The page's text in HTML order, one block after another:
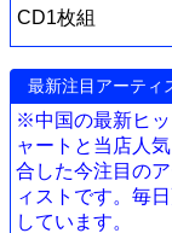
CD1枚組
最新注目アーティ
※中国の最新ヒ
ャートと当店人
合した今注目の
ィストです。毎
しています。